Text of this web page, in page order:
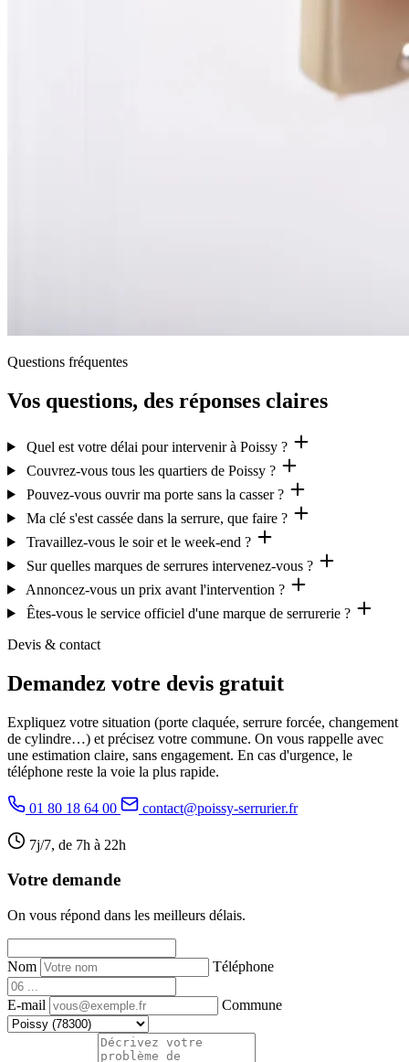
Questions fréquentes
Vos questions, des réponses claires
Quel est votre délai pour intervenir à Poissy ?
Couvrez-vous tous les quartiers de Poissy ?
Pouvez-vous ouvrir ma porte sans la casser ?
Ma clé s'est cassée dans la serrure, que faire ?
Travaillez-vous le soir et le week-end ?
Sur quelles marques de serrures intervenez-vous ?
Annoncez-vous un prix avant l'intervention ?
Êtes-vous le service officiel d'une marque de serrurerie ?
Devis & contact
Demandez votre devis gratuit
Expliquez votre situation (porte claquée, serrure forcée, changement
de cylindre…) et précisez votre commune. On vous rappelle avec
une estimation claire, sans engagement. En cas d'urgence, le
téléphone reste la voie la plus rapide.
01 80 18 64 00 contact@poissy-serrurier.fr
7j/7, de 7h à 22h
Votre demande
On vous répond dans les meilleurs délais.
Nom Téléphone
E-mail Commune